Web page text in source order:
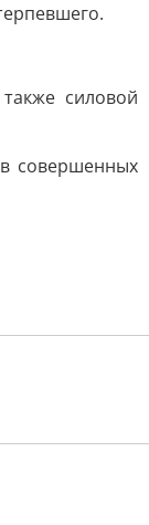
силовой
совершенных